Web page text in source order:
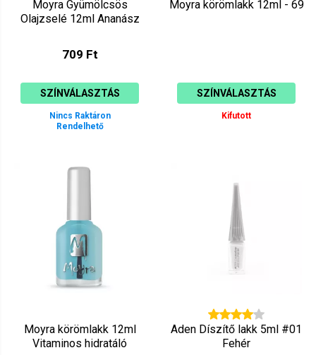
Moyra Gyümölcsös
Olajzselé 12ml Ananász
709 Ft
SZÍNVÁLASZTÁS
Nincs Raktáron
Rendelhető
Moyra körömlakk 12ml - 69
SZÍNVÁLASZTÁS
Kifutott
Moyra körömlakk 12ml
Vitaminos hidratáló
Aden Díszítő lakk 5ml #01
Fehér